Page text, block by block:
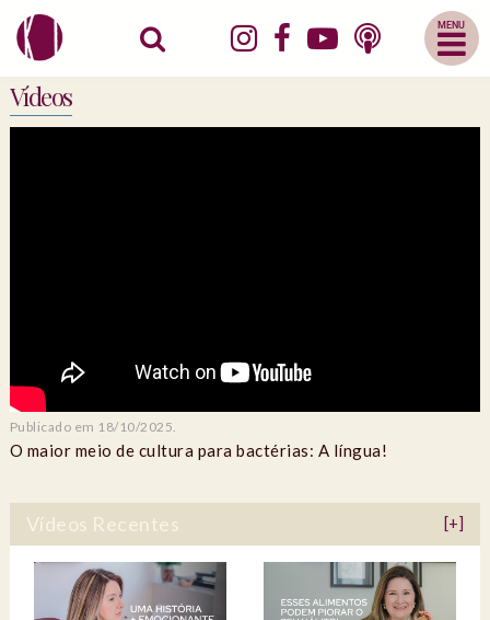
Abrir
Menu
Mobile
Vídeos
Publicado em 18/10/2025.
O maior meio de cultura para bactérias: A língua!
Vídeos Recentes [+]